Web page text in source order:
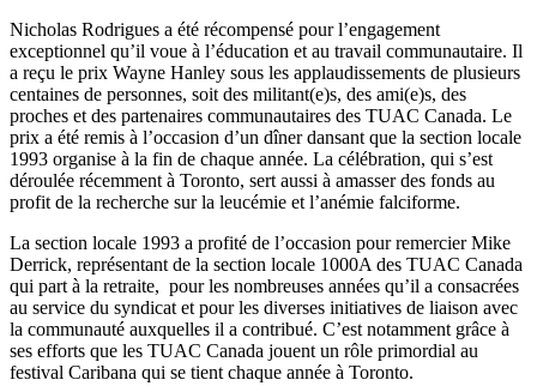
Nicholas Rodrigues a été récompensé pour l’engagement
exceptionnel qu’il voue à l’éducation et au travail communautaire. Il
a reçu le prix Wayne Hanley sous les applaudissements de plusieurs
centaines de personnes, soit des militant(e)s, des ami(e)s, des
proches et des partenaires communautaires des TUAC Canada. Le
prix a été remis à l’occasion d’un dîner dansant que la section locale
1993 organise à la fin de chaque année. La célébration, qui s’est
déroulée récemment à Toronto, sert aussi à amasser des fonds au
profit de la recherche sur la leucémie et l’anémie falciforme.
La section locale 1993 a profité de l’occasion pour remercier Mike
Derrick, représentant de la section locale 1000A des TUAC Canada
qui part à la retraite, pour les nombreuses années qu’il a consacrées
au service du syndicat et pour les diverses initiatives de liaison avec
la communauté auxquelles il a contribué. C’est notamment grâce à
ses efforts que les TUAC Canada jouent un rôle primordial au
festival Caribana qui se tient chaque année à Toronto.